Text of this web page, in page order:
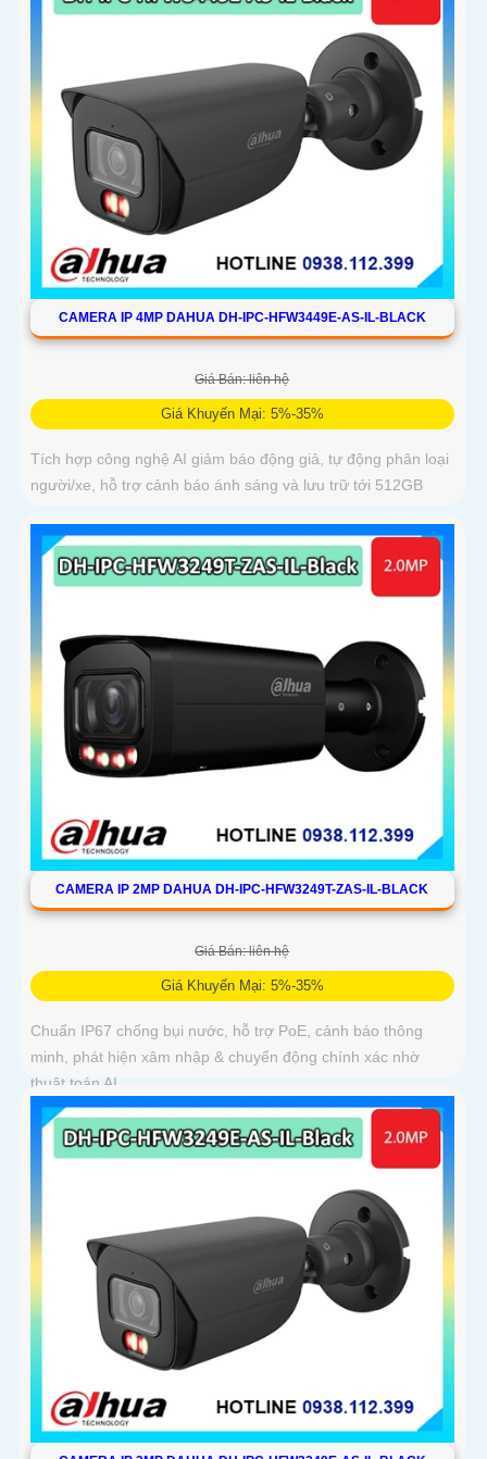
CAMERA IP 4MP DAHUA DH-IPC-HFW3449E-AS-IL-BLACK
Giá Bán: liên hệ
Giá Khuyến Mại: 5%-35%
Tích hợp công nghệ AI giảm báo động giả, tự động phân loại
người/xe, hỗ trợ cảnh báo ánh sáng và lưu trữ tới 512GB
CAMERA IP 2MP DAHUA DH-IPC-HFW3249T-ZAS-IL-BLACK
Giá Bán: liên hệ
Giá Khuyến Mại: 5%-35%
Chuẩn IP67 chống bụi nước, hỗ trợ PoE, cảnh báo thông
minh, phát hiện xâm nhập & chuyển động chính xác nhờ
thuật toán AI